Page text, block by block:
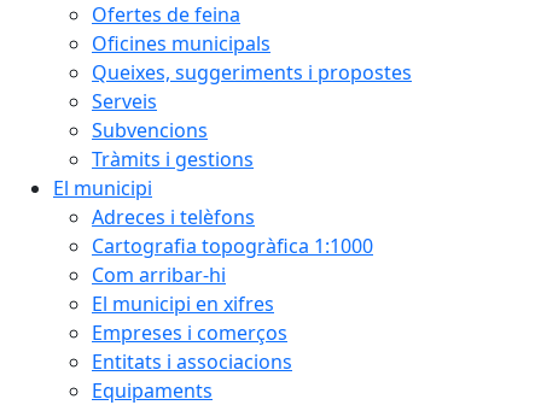
Ofertes de feina
Oficines municipals
Queixes, suggeriments i propostes
Serveis
Subvencions
Tràmits i gestions
El municipi
Adreces i telèfons
Cartografia topogràfica 1:1000
Com arribar-hi
El municipi en xifres
Empreses i comerços
Entitats i associacions
Equipaments